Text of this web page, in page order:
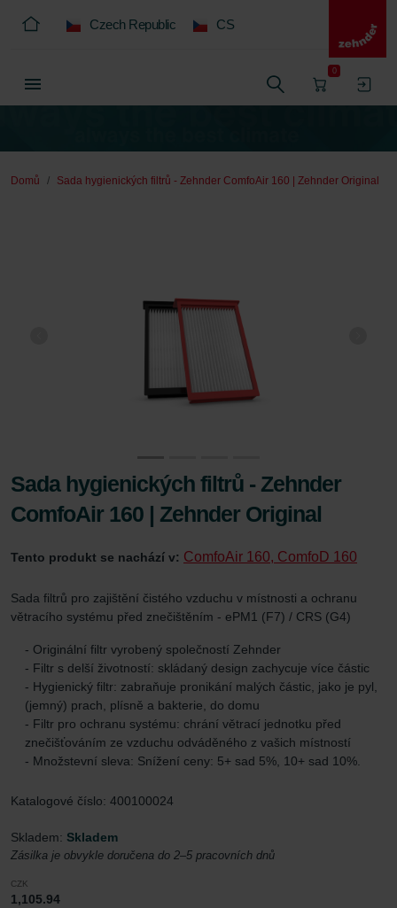
Czech Republic CS
0
Domů Sada hygienických filtrů - Zehnder ComfoAir 160 | Zehnder Original
Sada hygienických filtrů - Zehnder
ComfoAir 160 | Zehnder Original
Tento produkt se nachází v: ComfoAir 160, ComfoD 160
Sada filtrů pro zajištění čistého vzduchu v místnosti a ochranu
větracího systému před znečištěním - ePM1 (F7) / CRS (G4)
- Originální filtr vyrobený společností Zehnder
- Filtr s delší životností: skládaný design zachycuje více částic
- Hygienický filtr: zabraňuje pronikání malých částic, jako je pyl,
(jemný) prach, plísně a bakterie, do domu
- Filtr pro ochranu systému: chrání větrací jednotku před
znečišťováním ze vzduchu odváděného z vašich místností
- Množstevní sleva: Snížení ceny: 5+ sad 5%, 10+ sad 10%.
Katalogové číslo: 400100024
Skladem: Skladem
Zásilka je obvykle doručena do 2–5 pracovních dnů
CZK
1,105.94